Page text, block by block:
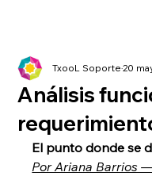
Análisis
TxooL Soporte20
El punto donde se
Por Ariana Barrios